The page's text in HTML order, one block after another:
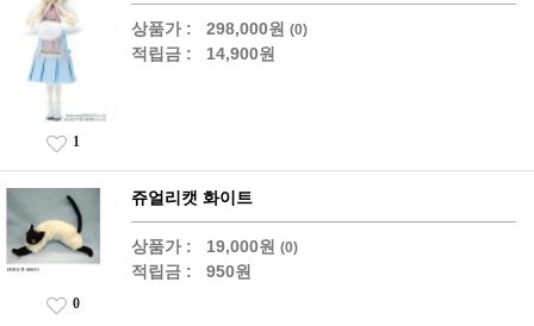
상품가 : 298,000원 (0)
적립금 : 14,900원
1
쥬얼리캣 화이트
상품가 : 19,000원 (0)
적립금 : 950원
0